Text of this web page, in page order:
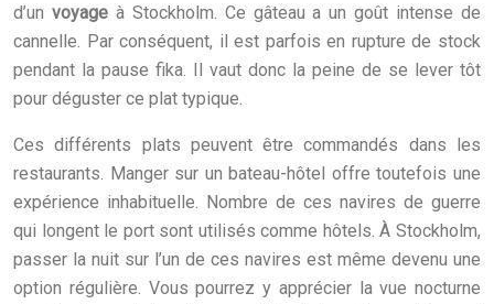
d’un voyageà Stockholm. Ce gâteau a un goût intense de
cannelle. Par conséquent, il est parfois en rupture de stock
pendant la pause fika. Il vaut donc la peine de se lever tôt
pour déguster ce plat typique.
Ces différents plats peuvent être commandés dans les
restaurants. Manger sur un bateau-hôtel offre toutefois une
expérience inhabituelle. Nombre de ces navires de guerre
qui longent le port sont utilisés comme hôtels. À Stockholm,
passer la nuit sur l’un de ces navires est même devenu une
option régulière. Vous pourrez y apprécier la vue nocturne